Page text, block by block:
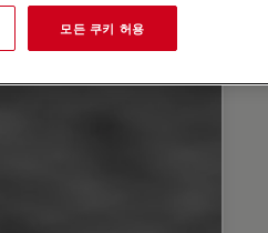
모든 쿠키 허용